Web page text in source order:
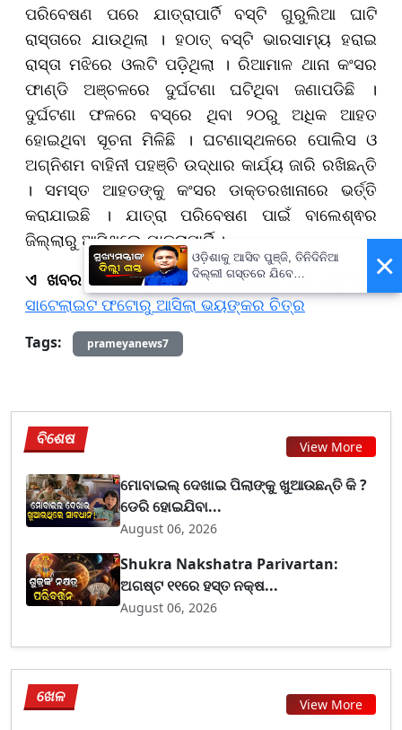
ପରିବେଷଣ ପରେ ଯାତ୍ରାପାର୍ଟି ବସ୍‌ଟି ଗୁରୁଲିଆ ଘାଟି
ରାସ୍ତାରେ ଯାଉଥିଲା । ହଠାତ୍ ବସ୍‌ଟି ଭାରସାମ୍ୟ ହରାଇ
ରାସ୍ତା ମଝିରେ ଓଲଟି ପଡ଼ିଥିଲା । ରିଆମାଳ ଥାନା କଂସର
ଫାଣ୍ଡି ଅଞ୍ଚଳରେ ଦୁର୍ଘଟଣା ଘଟିଥିବା ଜଣାପଡିଛି ।
ଦୁର୍ଘଟଣା ଫଳରେ ବସ୍‌ରେ ଥିବା ୨୦ରୁ ଅଧିକ ଆହତ
ହୋଇଥିବା ସୂଚନା ମିଳିଛି । ଘଟଣାସ୍ଥଳରେ ପୋଲିସ ଓ
ଅଗ୍ନିଶମ ବାହିନୀ ପହଞ୍ଚି ଉଦ୍ଧାର କାର୍ଯ୍ୟ ଜାରି ରଖିଛନ୍ତି
। ସମସ୍ତ ଆହତଙ୍କୁ କଂସର ଡାକ୍ତରଖାନାରେ ଭର୍ତ୍ତି
କରାଯାଇଛି । ଯାତ୍ରା ପରିବେଷଣ ପାଇଁ ବାଲେଶ୍ଵର
ଜିଲ୍ଲାରୁ ଆସିଥିଲେ ଯାତ୍ରାପାର୍ଟି ।
ଏ ଖବର ବି ପଢ଼ନ୍ତୁ:-ଦୁବାଇ ଛାରଖାର, ସବୁ ଧ୍ୱଂସ :
ସାଟେଲାଇଟ ଫଟୋରୁ ଆସିଲା ଭୟଙ୍କର ଚିତ୍ର
Tags: prameyanews7
ବିଶେଷ View More
ମୋବାଇଲ୍ ଦେଖାଇ ପିଲାଙ୍କୁ ଖୁଆଉଛନ୍ତି କି ?
ଡେରି ହୋଇଯିବା...
August 06, 2026
Shukra Nakshatra Parivartan:
ଅଗଷ୍ଟ ୧୧ରେ ହସ୍ତ ନକ୍ଷ...
August 06, 2026
ଖେଳ View More
×
ଓଡ଼ିଶାକୁ ଆସିବ ପୁଞ୍ଜି, ତିନିଦିନିଆ
ଦିଲ୍ଲୀ ଗସ୍ତରେ ଯିବେ